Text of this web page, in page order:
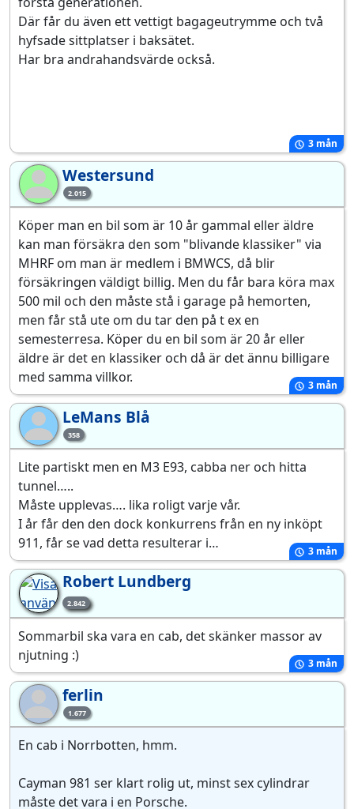
Där får du även ett vettigt bagageutrymme och två
hyfsade sittplatser i baksätet.
Har bra andrahandsvärde också.
3 mån
We 2.015
Westersund
Köper man en bil som är 10 år gammal eller äldre
kan man försäkra den som "blivande klassiker" via
MHRF om man är medlem i BMWCS, då blir
försäkringen väldigt billig. Men du får bara köra max
500 mil och den måste stå i garage på hemorten,
men får stå ute om du tar den på t ex en
semesterresa. Köper du en bil som är 20 år eller
äldre är det en klassiker och då är det ännu billigare
med samma villkor.
3 mån
Le 358
LeMans Blå
Lite partiskt men en M3 E93, cabba ner och hitta
tunnel…..
Måste upplevas…. lika roligt varje vår.
I år får den den dock konkurrens från en ny inköpt
911, får se vad detta resulterar i…
3 mån
2.842
Robert Lundberg
Sommarbil ska vara en cab, det skänker massor av
njutning :)
3 mån
fe 1.677
ferlin
En cab i Norrbotten, hmm.
Cayman 981 ser klart rolig ut, minst sex cylindrar
måste det vara i en Porsche.